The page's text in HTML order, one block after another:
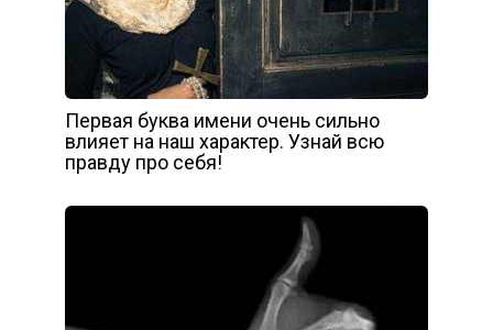
Первая буква имени очень сильно
влияет на наш характер. Узнай всю
правду про себя!